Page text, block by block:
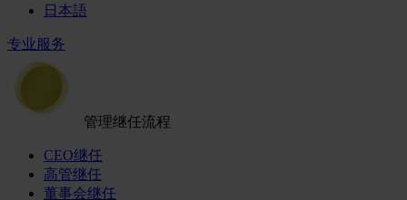
日本語
专业服务
管理继任流程
CEO继任
高管继任
董事会继任